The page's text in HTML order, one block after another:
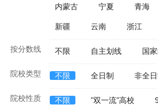
内蒙古 宁夏 青海
新疆 云南 浙江
按分数线 不限 自主划线 国
院校类型 不限 全日制 非全日
院校性质 不限 "双一流"高校